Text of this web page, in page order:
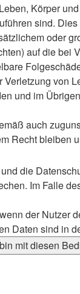
Körper
sind.
oder
auf die
von
und im
auch
Recht bleiben
die
Im Falle
der Nutzer
Daten sind in